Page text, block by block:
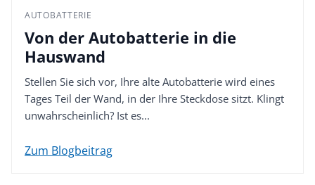
AUTOBATTERIE
Von der Autobatterie in die
Hauswand
Stellen Sie sich vor, Ihre alte Autobatterie wird eines
Tages Teil der Wand, in der Ihre Steckdose sitzt. Klingt
unwahrscheinlich? Ist es...
Zum Blogbeitrag